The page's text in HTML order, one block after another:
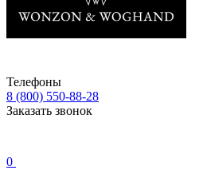
Телефоны
8 (800) 550-88-28
Заказать звонок
0